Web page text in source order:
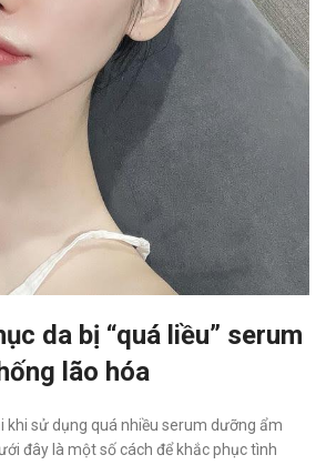
da bị “quá liều” serum
lão hóa
khi sử dụng quá nhiều serum dưỡng ẩm
đây là một số cách để khắc phục tình